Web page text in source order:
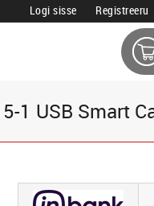
Logi sisse Registreeru
1 USB Smart